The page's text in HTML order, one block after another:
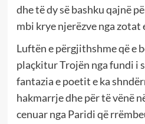
dhe të dy së bashku qajnë
mbi krye njerëzve nga zotat
Luftën e përgjithshme që e
plaçkitur Trojën nga fundi i
fantazia e poetit e ka
hakmarrje dhe për të vënë
cenuar nga Paridi që